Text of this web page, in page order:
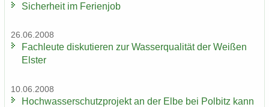
Si­cher­heit im Fe­ri­en­job
26.06.2008
Fach­leu­te dis­ku­tie­ren zur Was­ser­qua­li­tät der Wei­ßen
Els­ter
10.06.2008
Hoch­was­ser­schutz­pro­jekt an der Elbe bei Pol­bitz kann